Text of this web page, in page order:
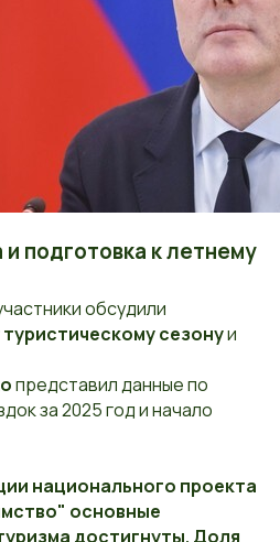
и подготовка к летнему
обсудили
сезонуи
представил данные по
за 2025 год и начало
национального проекта
основные
достигнуты. Доля